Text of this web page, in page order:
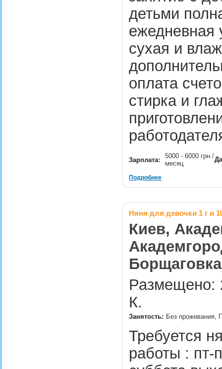
детьми
ежедневная
сухая и
оплата
стирка и
Зарплата:
5000 - 6000 грн./
месяц
Подробнее
Няня для девочки 1 г и
Киев,
Размещено:
К.
Занятость: Без проживания,
Требуется
работы : пт-